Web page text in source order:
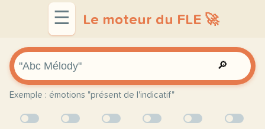
☰ Le moteur du FLE 🚀
🔎
Exemple : émotions "présent de l'indicatif"